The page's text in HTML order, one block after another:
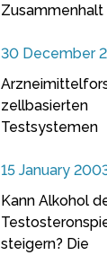
Zusammenhalt
30 December
zellbasierten
Testsystemen
15 January
Kann Alkohol
steigern? Die